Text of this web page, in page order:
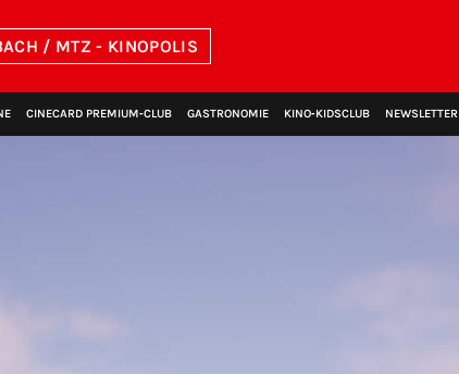
/ MTZ - KINOPOLIS
CINECARD PREMIUM‑CLUB GASTRONOMIE KINO‑KIDSCLUB NEWSLETTER